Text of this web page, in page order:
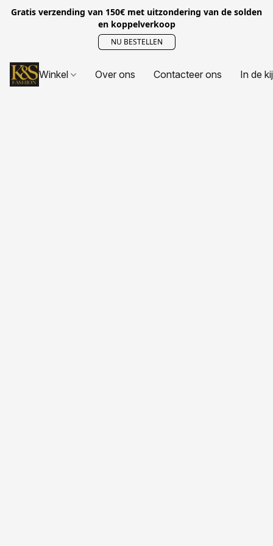
Gratis verzending van 150€ met uitzondering van de solden
en koppelverkoop
NU BESTELLEN
Winkel Over ons Contacteer ons In de